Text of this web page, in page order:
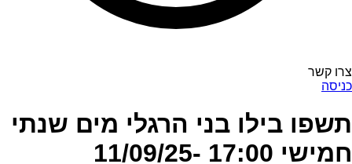
צרו קשר
כניסה
תשפו בילו בני הרגלי מים שנתי
חמישי 17:00 11/09/25-